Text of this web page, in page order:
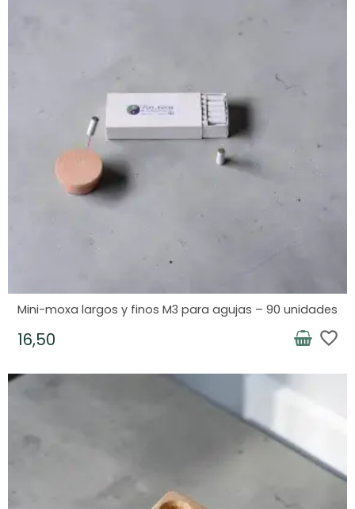
Mini-moxa largos y finos M3 para agujas – 90 unidades
16,50 favorite_border